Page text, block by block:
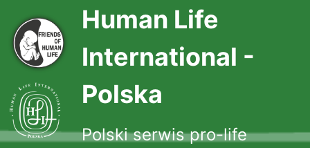
Human Life
International -
Polska
Polski serwis pro-life